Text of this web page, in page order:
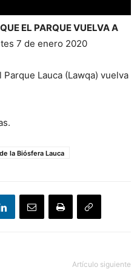
EL PARQUE VUELVA A
7 de enero 2020
Parque Lauca (Lawqa) vuelva
la Biósfera Lauca
Artículo siguiente